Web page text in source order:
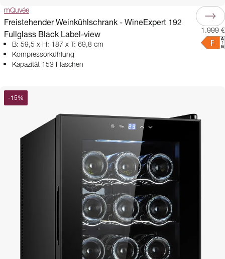
mQuvée
Freistehender Weinkühlschrank - WineExpert 192
Fullglass Black Label-view
B: 59,5 x H: 187 x T: 69,8 cm
Kompressorkühlung
Kapazität 153 Flaschen
1.999 €
-15%